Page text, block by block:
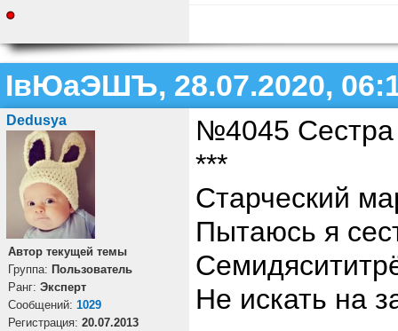
ІвЮаЭШЪ, 28.07.2020,
Dedusya
Автор текущей темы
Группа: Пользователь
Ранг: Эксперт
Cообщений: 1029
Регистрация: 20.07.2013
№4045 Сестра
***
Старческий
Пытаюсь я
Не искать на